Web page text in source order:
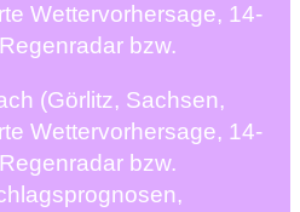
Wettervorhersage, 14-
bzw.
(Görlitz, Sachsen,
Wettervorhersage, 14-
bzw.